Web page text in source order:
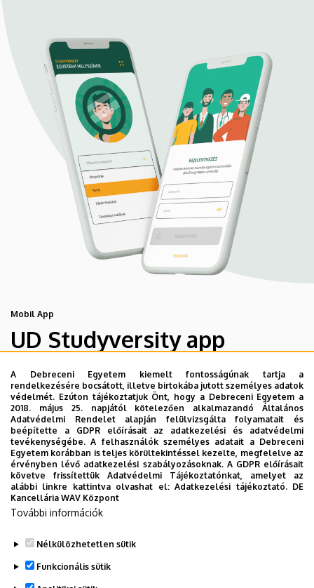
Mobil App
UD Studyversity app
Engedd meg, hogy figyelmedbe ajánljuk a Debreceni
Egyetem új applikációját, melyet hallgatói számára
készített. Az alkalmazás bevezetésével célunk, hogy
segítsünk eligazodni az egyetemi mindennapokban, a
tanulmányaiddal kapcsolatban gyorsan elérhető
információkat biztosítsunk, útmutatót adjunk az egyetemi
évek során felmerülő helyzetekkel, kérdésekkel
kapcsolatban, továbbá „zsebközelbe” hozzuk az Egyetem
és Debrecen város kulturális és sport életét.
A Debreceni Egyetem kiemelt fontosságúnak tartja a
rendelkezésére bocsátott, illetve birtokába jutott személyes adatok
védelmét. Ezúton tájékoztatjuk Önt, hogy a Debreceni Egyetem a
2018. május 25. napjától kötelezően alkalmazandó Általános
Adatvédelmi Rendelet alapján felülvizsgálta folyamatait és
beépítette a GDPR előírásait az adatkezelési és adatvédelmi
tevékenységébe. A felhasználók személyes adatait a Debreceni
Egyetem korábban is teljes körültekintéssel kezelte, megfelelve az
érvényben lévő adatkezelési szabályozásoknak. A GDPR előírásait
követve frissítettük Adatvédelmi Tájékoztatónkat, amelyet az
alábbi linkre kattintva olvashat el:Adatkezelési tájékoztató. DE
Kancellária WAV Központ
További információk
Nélkülözhetetlen sütik
Funkcionális sütik